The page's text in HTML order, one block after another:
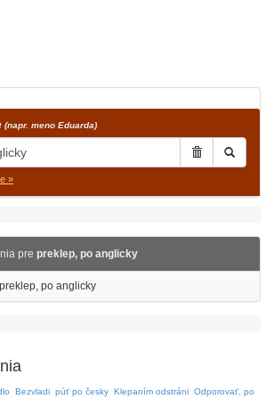
(napr. meno Eduarda)
»
pre preklep, po anglicky
preklep, po anglicky
Bezvladi púť po česky Klepaním odstráni Odporovať, po